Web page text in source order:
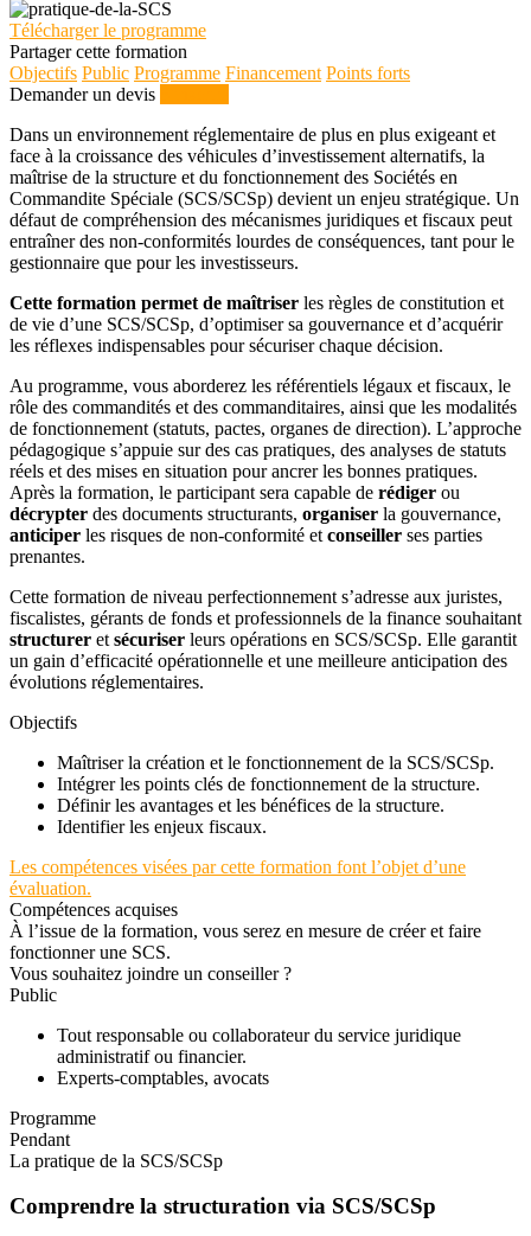
Télécharger le programme
Partager cette formation
Objectifs Public Programme Financement Points forts
Demander un devis
Dans un environnement réglementaire de plus en plus exigeant et
face à la croissance des véhicules d’investissement alternatifs, la
maîtrise de la structure et du fonctionnement des Sociétés en
Commandite Spéciale (SCS/SCSp) devient un enjeu stratégique. Un
défaut de compréhension des mécanismes juridiques et fiscaux peut
entraîner des non-conformités lourdes de conséquences, tant pour le
gestionnaire que pour les investisseurs.
Cette formation permet de maîtriser les règles de constitution et
de vie d’une SCS/SCSp, d’optimiser sa gouvernance et d’acquérir
les réflexes indispensables pour sécuriser chaque décision.
Au programme, vous aborderez les référentiels légaux et fiscaux, le
rôle des commandités et des commanditaires, ainsi que les modalités
de fonctionnement (statuts, pactes, organes de direction). L’approche
pédagogique s’appuie sur des cas pratiques, des analyses de statuts
réels et des mises en situation pour ancrer les bonnes pratiques.
Après la formation, le participant sera capable de rédiger ou
décrypter des documents structurants, organiser la gouvernance,
anticiper les risques de non-conformité et conseiller ses parties
prenantes.
Cette formation de niveau perfectionnement s’adresse aux juristes,
fiscalistes, gérants de fonds et professionnels de la finance souhaitant
structurer et sécuriser leurs opérations en SCS/SCSp. Elle garantit
un gain d’efficacité opérationnelle et une meilleure anticipation des
évolutions réglementaires.
Objectifs
Maîtriser la création et le fonctionnement de la SCS/SCSp.
Intégrer les points clés de fonctionnement de la structure.
Définir les avantages et les bénéfices de la structure.
Identifier les enjeux fiscaux.
Les compétences visées par cette formation font l’objet d’une
évaluation.
Compétences acquises
À l’issue de la formation, vous serez en mesure de créer et faire
fonctionner une SCS.
Vous souhaitez joindre un conseiller ?
Public
Tout responsable ou collaborateur du service juridique
administratif ou financier.
Experts-comptables, avocats
Programme
Pendant
La pratique de la SCS/SCSp
Comprendre la structuration via SCS/SCSp